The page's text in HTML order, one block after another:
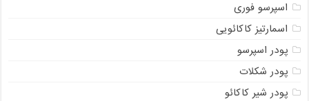
اسپرسو فوری
اسمارتیز کاکائویی
پودر اسپرسو
پودر شکلات
پودر شیر کاکائو